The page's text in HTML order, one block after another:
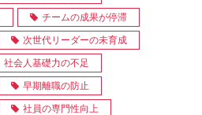
チームの成果が停滞
次世代リーダーの未育成
社会人基礎力の不足
早期離職の防止
社員の専門性向上